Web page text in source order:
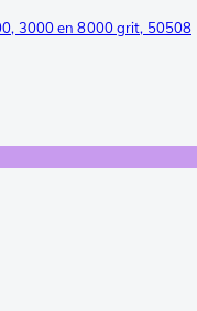
3000 en 8000 grit, 50508